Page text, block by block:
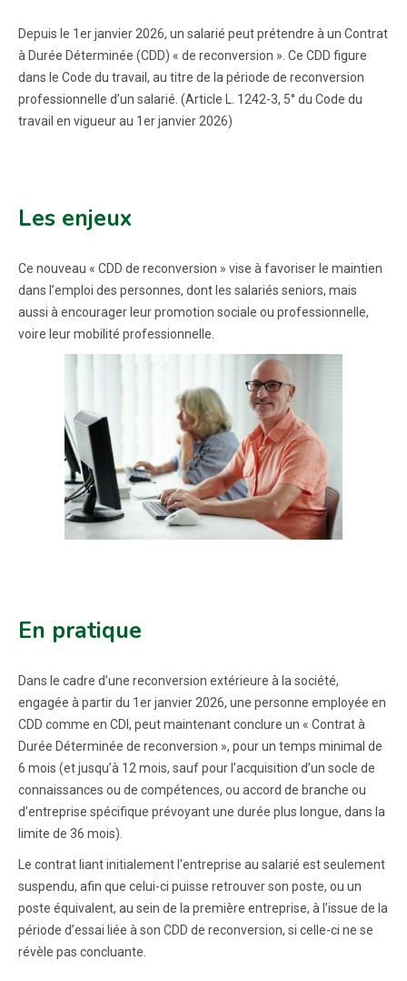
Depuis le 1er janvier 2026, un salarié peut prétendre à un Contrat
à Durée Déterminée (CDD) « de reconversion ». Ce CDD figure
dans le Code du travail, au titre de la période de reconversion
professionnelle d’un salarié. (Article L. 1242-3, 5° du Code du
travail en vigueur au 1er janvier 2026)
Les enjeux
Ce nouveau « CDD de reconversion » vise à favoriser le maintien
dans l’emploi des personnes, dont les salariés seniors, mais
aussi à encourager leur promotion sociale ou professionnelle,
voire leur mobilité professionnelle.
En pratique
Dans le cadre d’une reconversion extérieure à la société,
engagée à partir du 1er janvier 2026, une personne employée en
CDD comme en CDI, peut maintenant conclure un « Contrat à
Durée Déterminée de reconversion », pour un temps minimal de
6 mois (et jusqu’à 12 mois, sauf pour l’acquisition d’un socle de
connaissances ou de compétences, ou accord de branche ou
d’entreprise spécifique prévoyant une durée plus longue, dans la
limite de 36 mois).
Le contrat liant initialement l'entreprise au salarié est seulement
suspendu, afin que celui-ci puisse retrouver son poste, ou un
poste équivalent, au sein de la première entreprise, à l’issue de la
période d’essai liée à son CDD de reconversion, si celle-ci ne se
révèle pas concluante.